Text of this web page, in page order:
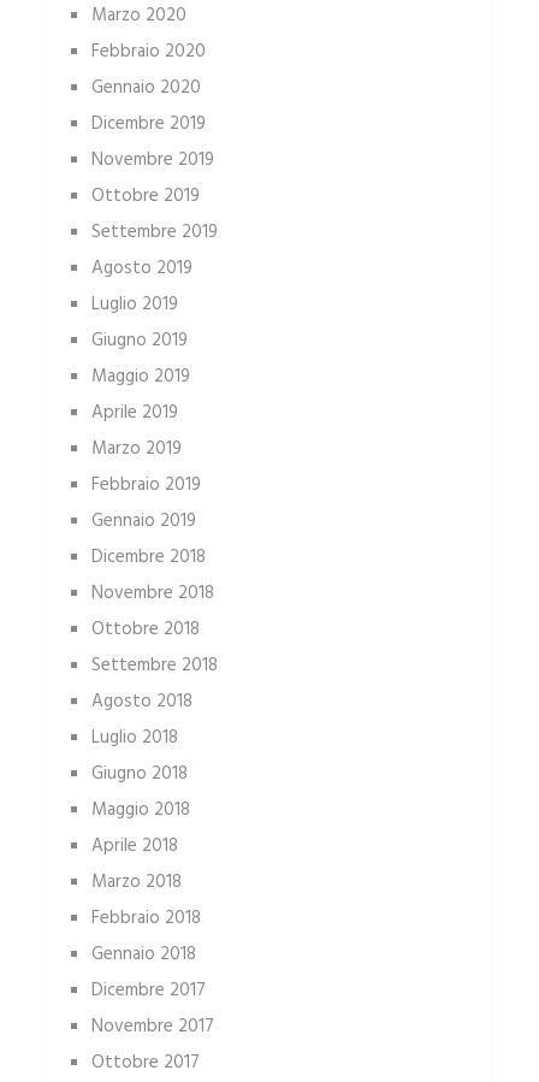
Marzo 2020
Febbraio 2020
Gennaio 2020
Dicembre 2019
Novembre 2019
Ottobre 2019
Settembre 2019
Agosto 2019
Luglio 2019
Giugno 2019
Maggio 2019
Aprile 2019
Marzo 2019
Febbraio 2019
Gennaio 2019
Dicembre 2018
Novembre 2018
Ottobre 2018
Settembre 2018
Agosto 2018
Luglio 2018
Giugno 2018
Maggio 2018
Aprile 2018
Marzo 2018
Febbraio 2018
Gennaio 2018
Dicembre 2017
Novembre 2017
Ottobre 2017